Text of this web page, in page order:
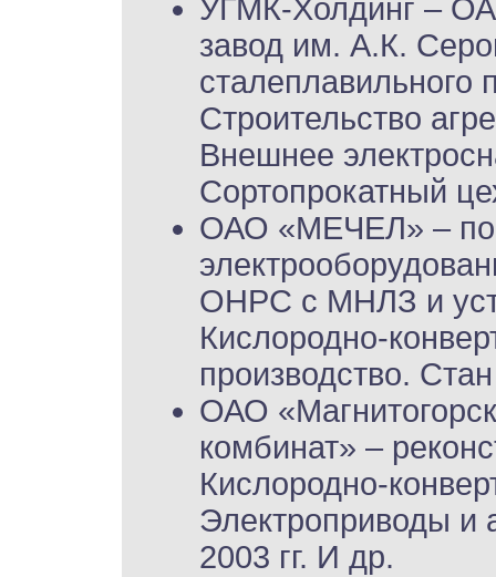
УГМК-Холдинг –
завод им. А.К.
сталеплавильного
Строительство
Внешнее
Сортопрокатный
ОАО «МЕЧЕЛ» –
ОНРС с МНЛЗ и
Кислородно-
производство.
ОАО
комбинат» –
Кислородно-
Электроприводы и
2003 гг. И др.